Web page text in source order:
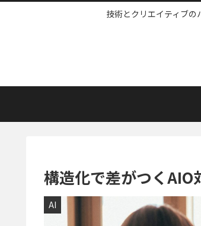
技術とクリエイティブ
構造化で差がつくAIO
AI